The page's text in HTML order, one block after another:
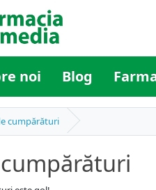
noi Blog
cumpărături